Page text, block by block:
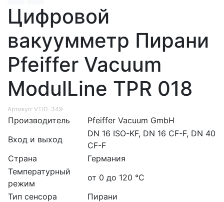
Цифровой
вакуумметр Пирани
Pfeiffer Vacuum
ModulLine TPR 018
Артикул: VTID-349
Производитель
Pfeiffer Vacuum GmbH
Вход и выход
DN 16 ISO-KF, DN 16 CF-F, DN 40
CF-F
Страна
Германия
Температурный
режим
от 0 до 120 °С
Тип сенсора
Пирани